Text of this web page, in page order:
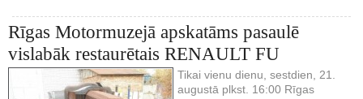
Rīgas Motormuzejā apskatāms pasaulē
vislabāk restaurētais RENAULT FU
Tikai vienu dienu, sestdien, 21.
augustā plkst. 16:00 Rīgas